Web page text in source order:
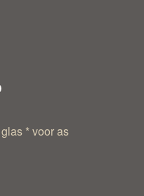
* voor as